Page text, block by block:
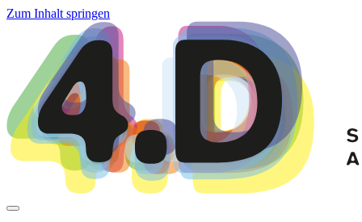
Zum Inhalt springen